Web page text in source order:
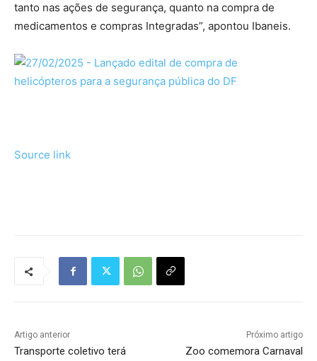
tanto nas ações de segurança, quanto na compra de
medicamentos e compras Integradas”, apontou Ibaneis.
Source link
Artigo anterior
Transporte coletivo terá
Próximo artigo
Zoo comemora Carnaval